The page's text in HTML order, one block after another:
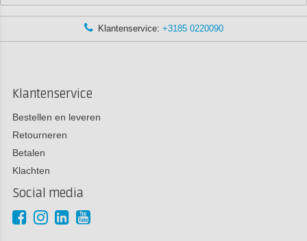
Klantenservice: +3185 0220090
Klantenservice
Bestellen en leveren
Retourneren
Betalen
Klachten
Social media